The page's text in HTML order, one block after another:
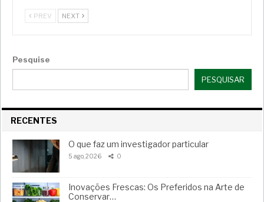
PREV NEXT
Pesquise
PESQUISAR
RECENTES
O que faz um investigador particular
5 ago, 2026 0
Inovações Frescas: Os Preferidos na Arte de
Conservar…